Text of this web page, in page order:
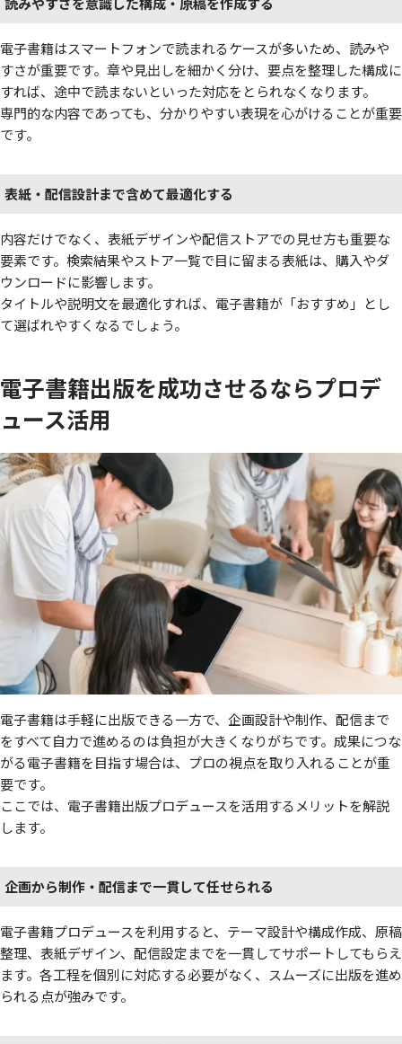
電子書籍はスマートフォンで読まれるケースが多いため、読みや
すさが重要です。章や見出しを細かく分け、要点を整理した構成に
すれば、途中で読まないといった対応をとられなくなります。
専門的な内容であっても、分かりやすい表現を心がけることが重要
です。
表紙・配信設計まで含めて最適化する
内容だけでなく、表紙デザインや配信ストアでの見せ方も重要な
要素です。検索結果やストア一覧で目に留まる表紙は、購入やダ
ウンロードに影響します。
タイトルや説明文を最適化すれば、電子書籍が「おすすめ」とし
て選ばれやすくなるでしょう。
電子書籍出版を成功させるならプロデ
ュース活用
電子書籍は手軽に出版できる一方で、企画設計や制作、配信まで
をすべて自力で進めるのは負担が大きくなりがちです。成果につな
がる電子書籍を目指す場合は、プロの視点を取り入れることが重
要です。
ここでは、電子書籍出版プロデュースを活用するメリットを解説
します。
企画から制作・配信まで一貫して任せられる
電子書籍プロデュースを利用すると、テーマ設計や構成作成、原稿
整理、表紙デザイン、配信設定までを一貫してサポートしてもらえ
ます。各工程を個別に対応する必要がなく、スムーズに出版を進め
られる点が強みです。